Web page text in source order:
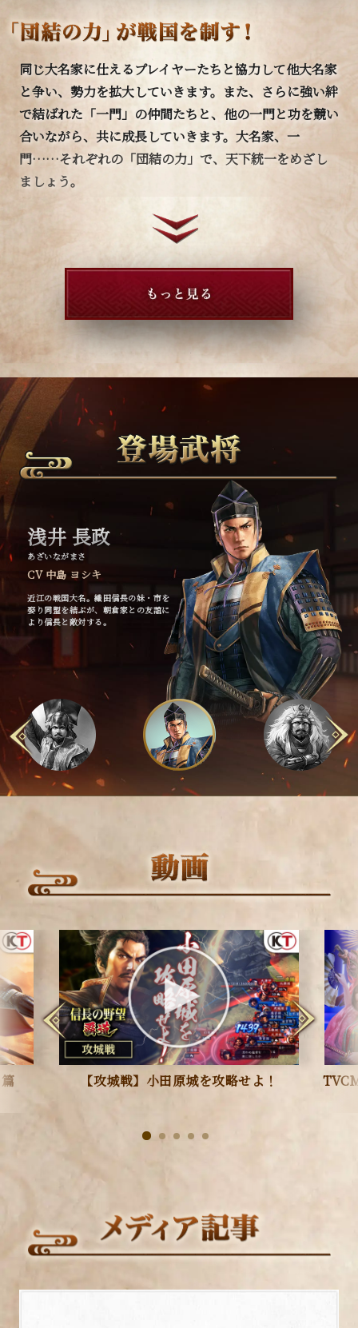
同じ大名家に仕えるプレイヤーたちと協力して他大名家
と争い、勢力を拡大していきます。また、さらに強い絆
で結ばれた「一門」の仲間たちと、他の一門と功を競い
合いながら、共に成長していきます。大名家、一
門……それぞれの「団結の力」で、天下統一をめざし
ましょう。
武将たちは「四天王」「赤備え」など、史実や逸話を基
にした「縁（えにし）」を複数持ちます。同一の縁をも
った武将で部隊を編制すると、戦闘スキル「戦法」が連
鎖しやすくなります。縁を活用したオリジナル部隊で、
戦国を駆け抜けましょう。
1 2
1 2 3 4
NHK大河ドラマで使用された「信長の野望」シリーズ
の３Ｄマップを本作用にアレンジ。日本ならではの四季
を取り入れ、刻一刻と変化する天下の情勢を表現しま
浅井 長政
あざいながまさ
CV 中島 ヨシキ
近江の戦国大名。織田信長の妹・市を
娶り同盟を結ぶが、朝倉家との友誼に
より信長と敵対する。
【攻城戦】小田原城を攻略せよ！
Next
1 2 3 4 5